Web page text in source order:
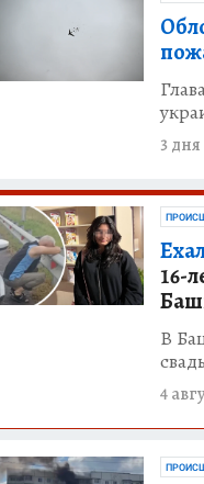
3
16-
В
4